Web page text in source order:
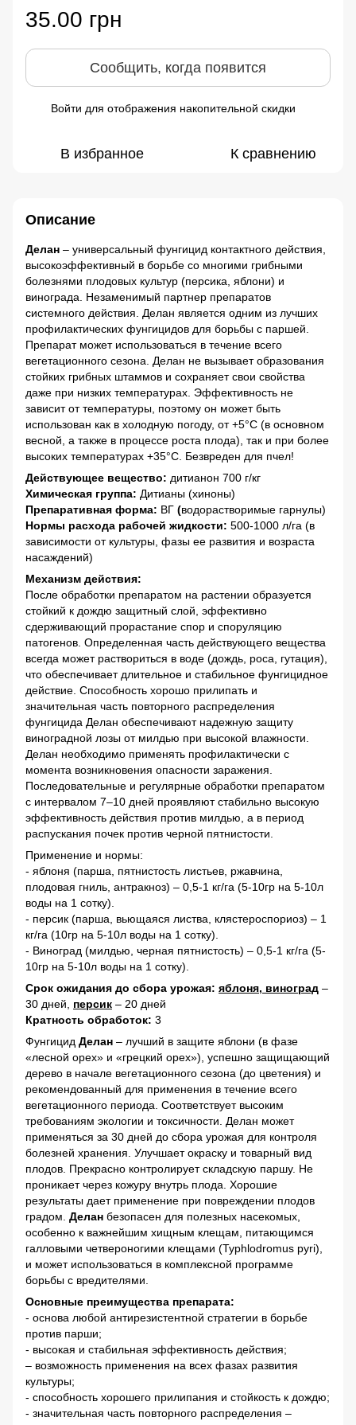
35.00 грн
Сообщить, когда появится
Войти для отображения накопительной скидки
В избранное К сравнению
Описание
Делан – универсальный фунгицид контактного действия,
высокоэффективный в борьбе со многими грибными
болезнями плодовых культур (персика, яблони) и
винограда. Незаменимый партнер препаратов
системного действия. Делан является одним из лучших
профилактических фунгицидов для борьбы с паршей.
Препарат может использоваться в течение всего
вегетационного сезона. Делан не вызывает образования
стойких грибных штаммов и сохраняет свои свойства
даже при низких температурах. Эффективность не
зависит от температуры, поэтому он может быть
использован как в холодную погоду, от +5°С (в основном
весной, а также в процессе роста плода), так и при более
высоких температурах +35°С. Безвреден для пчел!
Действующее вещество: дитианон 700 г/кг
Химическая группа: Дитианы (хиноны)
Препаративная форма: ВГ (водорастворимые гарнулы)
Нормы расхода рабочей жидкости: 500-1000 л/га (в
зависимости от культуры, фазы ее развития и возраста
насаждений)
Механизм действия:
После обработки препаратом на растении образуется
стойкий к дождю защитный слой, эффективно
сдерживающий прорастание спор и споруляцию
патогенов. Определенная часть действующего вещества
всегда может раствориться в воде (дождь, роса, гутация),
что обеспечивает длительное и стабильное фунгицидное
действие. Способность хорошо прилипать и
значительная часть повторного распределения
фунгицида Делан обеспечивают надежную защиту
виноградной лозы от милдью при высокой влажности.
Делан необходимо применять профилактически с
момента возникновения опасности заражения.
Последовательные и регулярные обработки препаратом
с интервалом 7–10 дней проявляют стабильно высокую
эффективность действия против милдью, а в период
распускания почек против черной пятнистости.
Применение и нормы:
- яблоня (парша, пятнистость листьев, ржавчина,
плодовая гниль, антракноз) – 0,5-1 кг/га (5-10гр на 5-10л
воды на 1 сотку).
- персик (парша, вьющаяся листва, клястероспориоз) – 1
кг/га (10гр на 5-10л воды на 1 сотку).
- Виноград (милдью, черная пятнистость) – 0,5-1 кг/га (5-
10гр на 5-10л воды на 1 сотку).
Срок ожидания до сбора урожая: яблоня, виноград –
30 дней, персик – 20 дней
Кратность обработок: 3
Фунгицид Делан – лучший в защите яблони (в фазе
«лесной орех» и «грецкий орех»), успешно защищающий
дерево в начале вегетационного сезона (до цветения) и
рекомендованный для применения в течение всего
вегетационного периода. Соответствует высоким
требованиям экологии и токсичности. Делан может
применяться за 30 дней до сбора урожая для контроля
болезней хранения. Улучшает окраску и товарный вид
плодов. Прекрасно контролирует складскую паршу. Не
проникает через кожуру внутрь плода. Хорошие
результаты дает применение при повреждении плодов
градом. Делан безопасен для полезных насекомых,
особенно к важнейшим хищным клещам, питающимся
галловыми четвероногими клещами (Typhlodromus pyri),
и может использоваться в комплексной программе
борьбы с вредителями.
Основные преимущества препарата:
- основа любой антирезистентной стратегии в борьбе
против парши;
- высокая и стабильная эффективность действия;
– возможность применения на всех фазах развития
культуры;
- способность хорошего прилипания и стойкость к дождю;
- значительная часть повторного распределения –